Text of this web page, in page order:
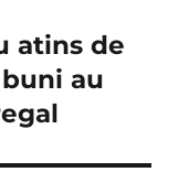
atins de
au